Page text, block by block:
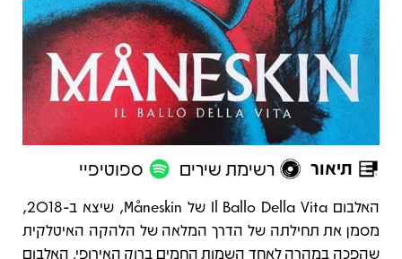
תיאור רשימת שירים ספוטיפיי
תיאור
האלבום Il Ballo Della Vita של Måneskin, שיצא ב-2018,
מסמן את תחילתה של הדרך המלאה של הלהקה האיטלקית
שהפכה במהרה לאחד השמות החמים ברוק האירופי. האלבום